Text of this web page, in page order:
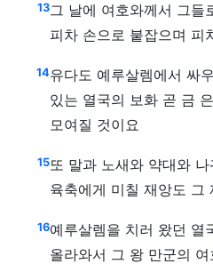
13그 날에 여호와께서 그들
피차 손으로 붙잡으며 피
14유다도 예루살렘에서 싸
있는 열국의 보화 곧 금
모여질 것이요
15또 말과 노새와 약대와
육축에게 미칠 재앙도 그
16예루살렘을 치러 왔던 열
올라와서 그 왕 만군의